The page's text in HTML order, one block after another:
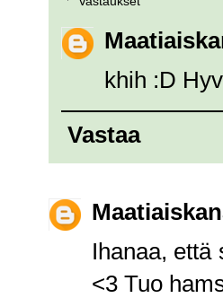
khih :D
Vastaa
Ihanaa, että
<3 Tuo